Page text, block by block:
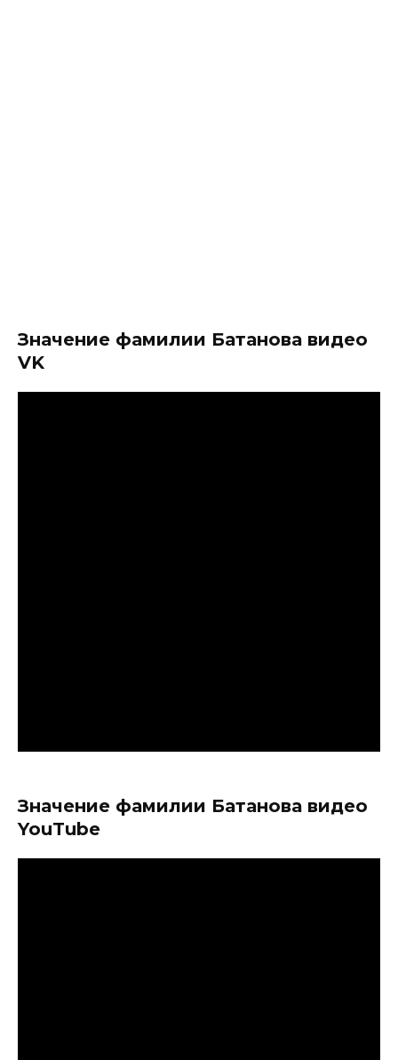
Значение фамилии Батанова видео
VK
Значение фамилии Батанова видео
YouTube